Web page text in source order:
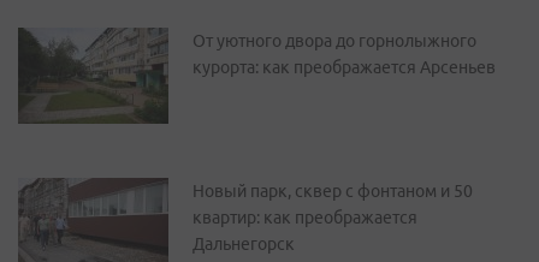
От уютного двора до горнолыжного
курорта: как преображается Арсеньев
Новый парк, сквер с фонтаном и 50
квартир: как преображается
Дальнегорск